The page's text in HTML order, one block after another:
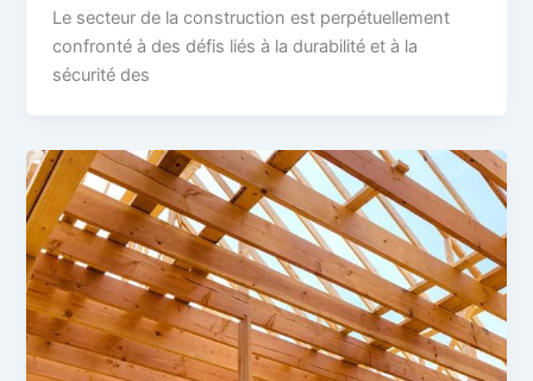
Le secteur de la construction est perpétuellement
confronté à des défis liés à la durabilité et à la
sécurité des